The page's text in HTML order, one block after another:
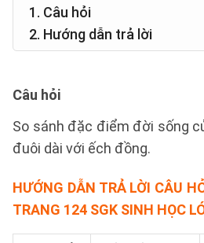
1. Câu hỏi
2. Hướng dẫn trả lời
Câu hỏi
So sánh đặc điểm đời sống
đuôi dài với ếch đồng.
HƯỚNG DẪN TRẢ LỜI CÂU
TRANG 124 SGK SINH HỌC